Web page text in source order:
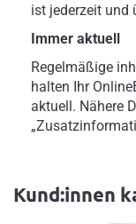
ist jederzeit und
Immer aktuell
Regelmäßige
halten Ihr
aktuell. Nähere
Kund:innen